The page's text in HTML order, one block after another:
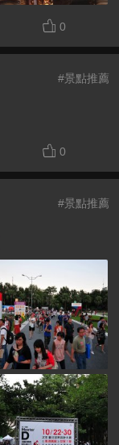
0
#景點推薦
0
#景點推薦